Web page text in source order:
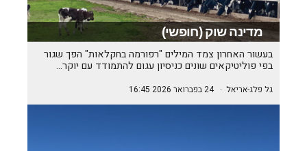
מדינה שוק (חופשי)
בעשור האחרון צמד המילים "רפורמה בחקלאות" הפך שגור
בפי פוליטיקאים שונים כניסיון עגום להתמודד עם יוקר…
גל פלג-אריאל · 24 בפברואר 2026 16:45